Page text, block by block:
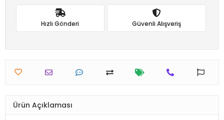
Hızlı Gönderi Güvenli Alışveriş
Ürün Açıklaması